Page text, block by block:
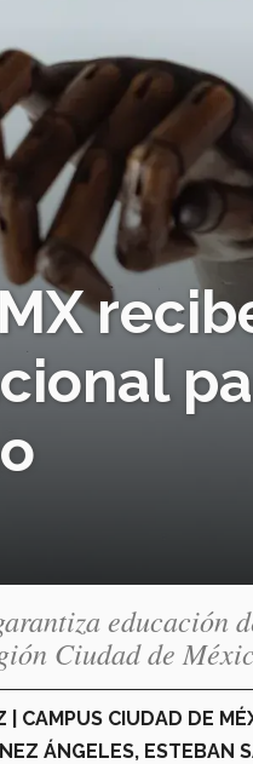
educación
Ciudad de
| CAMPUS CIUDAD DE
ÁNGELES, ESTEBAN